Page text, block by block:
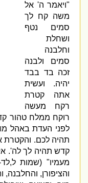
ויאמר ה 'אל
משה קח לך
סמים נטף
ושחלת
וחלבנה
סמים ולבנה
זכה בד בבד
יהיה.
ועשית
אתה קטרת
רקח מעשה
רוקח ממלח טהור
לפני העדת באהל
תהיה לכם.והקטרת
קדש תהיה לך לה'.
מעמיו" (שמות ל לד-
והציפורן,והחלבנה,